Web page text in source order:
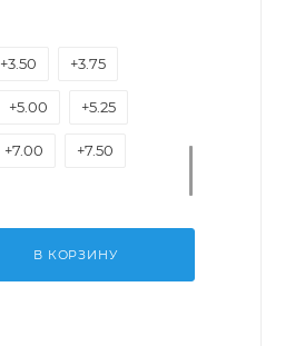
+3.50 +3.75
+5.00 +5.25
+7.00 +7.50
В КОРЗИНУ